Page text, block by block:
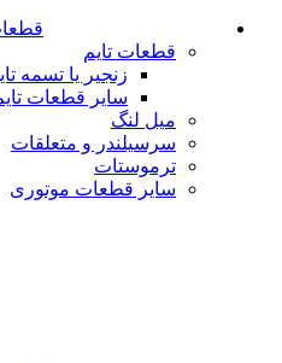
قطعات تایم
زنجیر یا تسمه
سایر قطعات
میل لنگ
سرسیلندر و متعلقات
ترموستات
سایر قطعات موتوری